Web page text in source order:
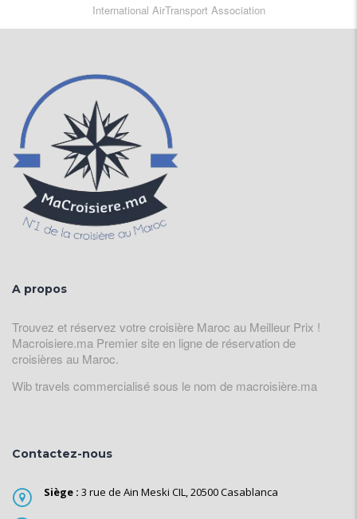
International AirTransport Association
A propos
Trouvez et réservez votre croisière Maroc au Meilleur Prix !
Macroisiere.ma Premier site en ligne de réservation de
croisières au Maroc.
Wib travels commercialisé sous le nom de macroisière.ma
Contactez-nous
Siège : 3 rue de Ain Meski CIL, 20500 Casablanca